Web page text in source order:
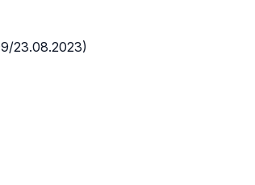
23.08.2023)